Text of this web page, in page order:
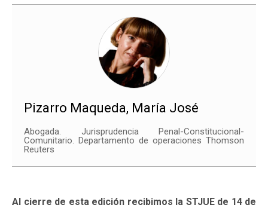
Pizarro Maqueda, María José
Abogada. Jurisprudencia Penal-Constitucional-
Comunitario. Departamento de operaciones Thomson
Reuters
Al cierre de esta edición recibimos la STJUE de 14 de